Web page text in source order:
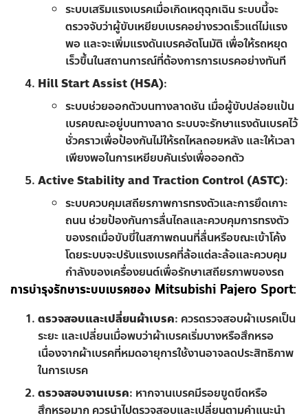
ระบบเสริมแรงเบรคเมื่อเกิดเหตุฉุกเฉิน ระบบนี้จะ
ตรวจจับว่าผู้ขับเหยียบเบรคอย่างรวดเร็วแต่ไม่แรง
พอ และจะเพิ่มแรงดันเบรคอัตโนมัติ เพื่อให้รถหยุด
เร็วขึ้นในสถานการณ์ที่ต้องการการเบรคอย่างทันที
Hill Start Assist (HSA):
ระบบช่วยออกตัวบนทางลาดชัน เมื่อผู้ขับปล่อยแป้น
เบรคขณะอยู่บนทางลาด ระบบจะรักษาแรงดันเบรคไว้
ชั่วคราวเพื่อป้องกันไม่ให้รถไหลถอยหลัง และให้เวลา
เพียงพอในการเหยียบคันเร่งเพื่อออกตัว
Active Stability and Traction Control (ASTC):
ระบบควบคุมเสถียรภาพการทรงตัวและการยึดเกาะ
ถนน ช่วยป้องกันการลื่นไถลและควบคุมการทรงตัว
ของรถเมื่อขับขี่ในสภาพถนนที่ลื่นหรือขณะเข้าโค้ง
โดยระบบจะปรับแรงเบรคที่ล้อแต่ละล้อและควบคุม
กำลังของเครื่องยนต์เพื่อรักษาเสถียรภาพของรถ
การบำรุงรักษาระบบเบรคของ Mitsubishi Pajero Sport:
ตรวจสอบและเปลี่ยนผ้าเบรค: ควรตรวจสอบผ้าเบรคเป็น
ระยะ และเปลี่ยนเมื่อพบว่าผ้าเบรคเริ่มบางหรือสึกหรอ
เนื่องจากผ้าเบรคที่หมดอายุการใช้งานอาจลดประสิทธิภาพ
ในการเบรค
ตรวจสอบจานเบรค: หากจานเบรคมีรอยขูดขีดหรือ
สึกหรอมาก ควรนำไปตรวจสอบและเปลี่ยนตามคำแนะนำ